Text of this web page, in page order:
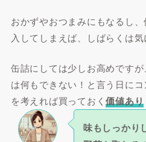
おかずやおつまみにもなるし
入してしまえば、しばらくは
缶詰にしては少しお高めです
は何もできない！と言う日に
を考えれば買っておく価値あり
味もしっかり